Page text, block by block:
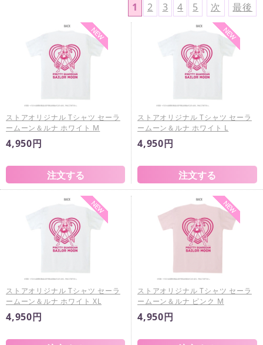
1
2 3 4 5 次 最後
ストアオリジナル Tシャツ セーラ
ームーン＆ルナ ホワイト M
4,950円
ストアオリジナル Tシャツ セーラ
ームーン＆ルナ ホワイト L
4,950円
ストアオリジナル Tシャツ セーラ
ームーン＆ルナ ホワイト XL
4,950円
ストアオリジナル Tシャツ セーラ
ームーン＆ルナ ピンク M
4,950円